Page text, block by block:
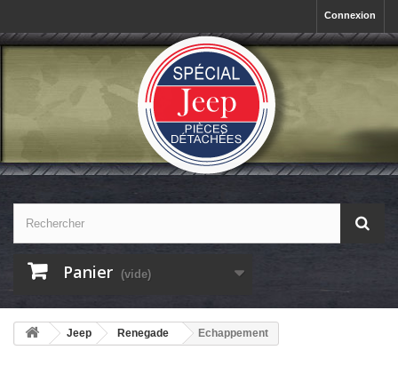
Connexion
Panier (vide)
Jeep Renegade Echappement